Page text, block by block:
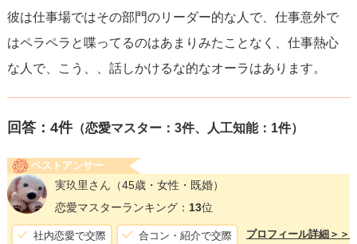
彼は仕事場ではその部門のリーダー的な人で、仕事意外で
はペラペラと喋ってるのはあまりみたことなく、仕事熱心
な人で、こう、、話しかけるな的なオーラはあります。
回答： 4件（恋愛マスター：3件、人工知能：1件）
ベストアンサー
実玖里さん （45歳・女性・既婚）
恋愛マスターランキング： 13位
社内恋愛で交際 合コン・紹介で交際 プロフィール詳細＞＞